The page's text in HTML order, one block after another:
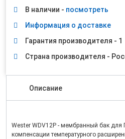
В наличии - посмотреть
Информация о доставке
Гарантия производителя - 1
Страна производителя -
Описание
Wester WDV12P - мембранный бак для
компенсации температурного